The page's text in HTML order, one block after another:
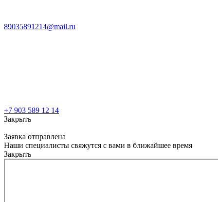
89035891214@mail.ru
+7 903 589 12 14
Закрыть
Заявка отправлена
Наши специалисты свяжутся с вами в ближайшее время
Закрыть